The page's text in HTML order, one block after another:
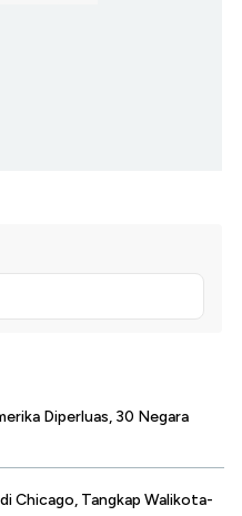
Diperluas, 30 Negara
Chicago, Tangkap Walikota-